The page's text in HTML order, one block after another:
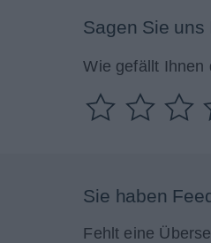
Sagen Sie uns
Wie gefällt Ihnen
Sie haben
Fehlt eine